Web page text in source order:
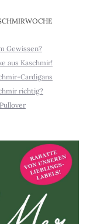
Gewissen?
aus Kaschmir!
Cardigans
richtig?